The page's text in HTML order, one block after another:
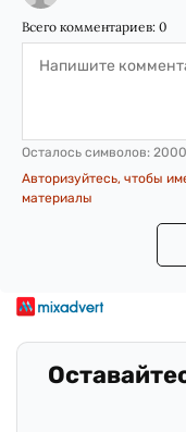
Всего комментариев: 0
Осталось символов: 2000
Авторизуйтесь, чтобы
материалы